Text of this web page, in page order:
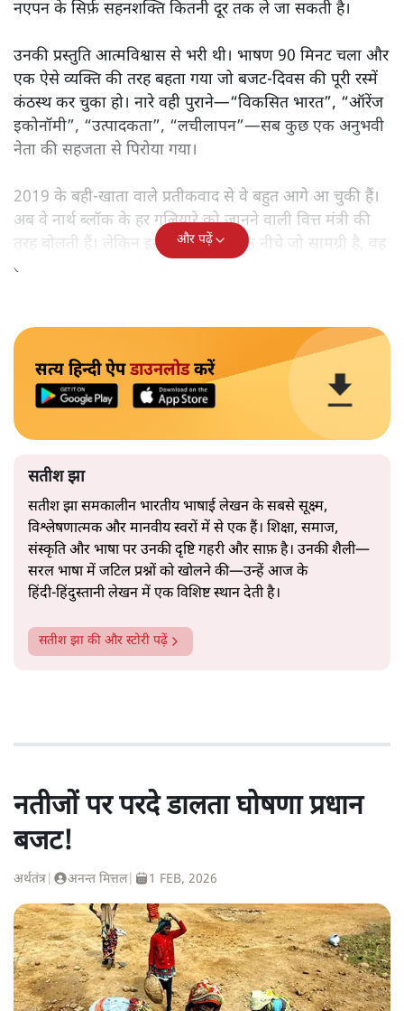
नएपन के सिर्फ़ सहनशक्ति कितनी दूर तक ले जा सकती है।
उनकी प्रस्तुति आत्मविश्वास से भरी थी। भाषण 90 मिनट चला और
एक ऐसे व्यक्ति की तरह बहता गया जो बजट‑दिवस की पूरी रस्में
कंठस्थ कर चुका हो। नारे वही पुराने—“विकसित भारत”, “ऑरेंज
इकोनॉमी”, “उत्पादकता”, “लचीलापन”—सब कुछ एक अनुभवी
नेता की सहजता से पिरोया गया।
2019 के बही‑खाता वाले प्रतीकवाद से वे बहुत आगे आ चुकी हैं।
अब वे नार्थ ब्लॉक के हर गलियारे को जानने वाली वित्त मंत्री की
तरह बोलती हैं। लेकिन इस आत्मविश्वास के नीचे जो सामग्री है, वह
उतनी ही अनुमानित और दोहराव भरी।
और पढ़ें
सत्य हिन्दी ऐपडाउनलोडकरें
सतीश झा
सतीश झा समकालीन भारतीय भाषाई लेखन के सबसे सूक्ष्म,
विश्लेषणात्मक और मानवीय स्वरों में से एक हैं। शिक्षा, समाज,
संस्कृति और भाषा पर उनकी दृष्टि गहरी और साफ़ है। उनकी शैली—
सरल भाषा में जटिल प्रश्नों को खोलने की—उन्हें आज के
हिंदी‑हिंदुस्तानी लेखन में एक विशिष्ट स्थान देती है।
सतीश झा की और स्टोरी पढ़ें
नतीजों पर परदे डालता घोषणा प्रधान
बजट!
अर्थतंत्र अनन्त मित्तल| 1 FEB, 2026